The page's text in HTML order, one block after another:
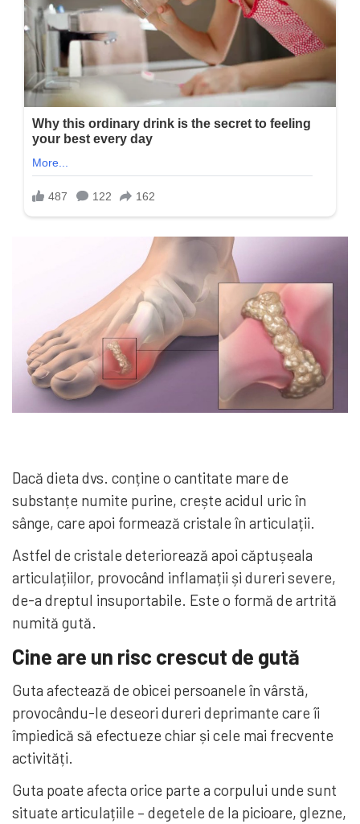
Dacă dieta dvs. conține o cantitate mare de
substanțe numite purine, crește acidul uric în
sânge, care apoi formează cristale în articulații.
Astfel de cristale deteriorează apoi căptușeala
articulațiilor, provocând inflamații și dureri severe,
de-a dreptul insuportabile. Este o formă de artrită
numită gută.
Cine are un risc crescut de gută
Guta afectează de obicei persoanele în vârstă,
provocându-le deseori dureri deprimante care îi
împiedică să efectueze chiar și cele mai frecvente
activități.
Guta poate afecta orice parte a corpului unde sunt
situate articulațiile – degetele de la picioare, glezne,